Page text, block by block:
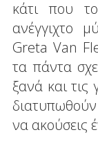
κάτι που
ανέγγιχτο
Greta Van
τα πάντα
ξανά και
να ακούσεις